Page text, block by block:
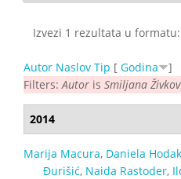
Izvezi 1 rezultata u formatu:
Autor Naslov Tip [ Godina
]
Filters: Autor is Smiljana Živkov
2014
Marija Macura, Daniela Hodak
Đurišić, Naida Rastoder,